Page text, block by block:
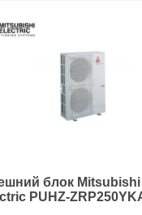
в режиме
46
блок Mitsubishi
PUHZ-